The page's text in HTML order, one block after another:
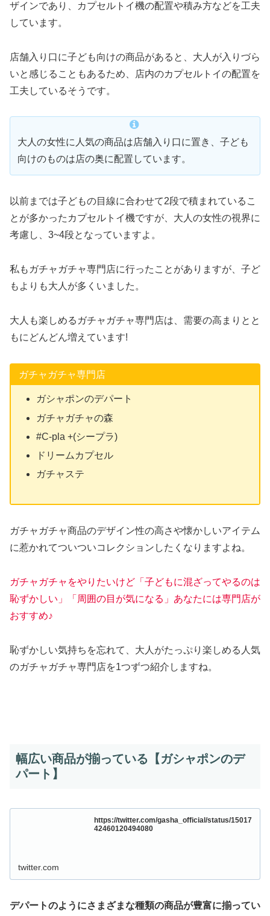
ザインであり、カプセルトイ機の配置や積み方などを工夫
しています。
店舗入り口に子ども向けの商品があると、大人が入りづら
いと感じることもあるため、店内のカプセルトイの配置を
工夫しているそうです。
大人の女性に人気の商品は店舗入り口に置き、子ども
向けのものは店の奥に配置しています。
以前までは子どもの目線に合わせて2段で積まれているこ
とが多かったカプセルトイ機ですが、大人の女性の視界に
考慮し、3~4段となっていますよ。
私もガチャガチャ専門店に行ったことがありますが、子ど
もよりも大人が多くいました。
大人も楽しめるガチャガチャ専門店は、需要の高まりとと
もにどんどん増えています!
ガチャガチャ専門店
ガシャポンのデパート
ガチャガチャの森
#C-pla +(シープラ)
ドリームカプセル
ガチャステ
ガチャガチャ商品のデザイン性の高さや懐かしいアイテム
に惹かれてついついコレクションしたくなりますよね。
ガチャガチャをやりたいけど「子どもに混ざってやるのは
恥ずかしい」「周囲の目が気になる」あなたには専門店が
おすすめ♪
恥ずかしい気持ちを忘れて、大人がたっぷり楽しめる人気
のガチャガチャ専門店を1つずつ紹介しますね。
幅広い商品が揃っている【ガシャポンのデ
パート】
https://twitter.com/gasha_official/status/15017
42460120494080
twitter.com
デパートのようにさまざまな種類の商品が豊富に揃ってい